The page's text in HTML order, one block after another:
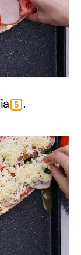
5 .